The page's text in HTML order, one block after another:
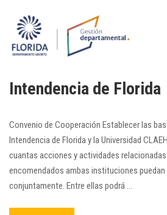
Intendencia de Florida
Convenio de Cooperación Establecer las
Intendencia de Florida y la Universidad
cuantas acciones y actividades
encomendados ambas instituciones puedan
conjuntamente. Entre ellas podrá …